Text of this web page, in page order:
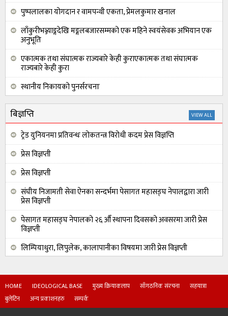
पुष्पलालका योगदान र वामपन्थी एकता, प्रेमलकुमार खनाल
लाँकुरीभञ्ज्याङ्गदेखि मङ्गलबजारसम्मको एक महिने स्वयंसेवक अभियान एक
अनुभूति
एकात्मक तथा संघात्मक राज्यबारे केही कुराएकात्मक तथा संघात्मक
राज्यबारे केही कुरा
स्थानीय निकायको पुनर्सरचनाः
जनमुखी निजामती सेवाको आवश्यकता
बिज्ञप्ति VIEW ALL
ट्रेड युनियनमा प्रतिवन्धः लोकतन्त्र विरोधी कदम प्रेस विज्ञप्ति
प्रेस विज्ञप्ती
प्रेस विज्ञप्ती
संघीय निजामती सेवा ऐनका सन्दर्भमा पेसागत महासङ्घ नेपालद्वारा जारी
प्रेस विज्ञप्ती
पेसागत महासङ्घ नेपालको २६ औँ स्थापना दिवसको अवसरमा जारी प्रेस
विज्ञप्ती
लिम्पियाधुरा, लिपुलेक, कालापानीका विषयमा जारी प्रेस विज्ञप्ती
HOME IDEOLOGICAL BASE मुख्य क्रियाकलाप साँगठनिक संरचना
सहयात्रा
बुलेटिन
अन्य प्रकाशनहरु सम्पर्क